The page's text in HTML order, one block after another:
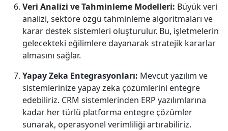
Veri Analizi ve Tahminleme Modelleri: Büyük veri
analizi, sektöre özgü tahminleme algoritmaları ve
karar destek sistemleri oluşturulur. Bu, işletmelerin
gelecekteki eğilimlere dayanarak stratejik kararlar
almasını sağlar.
Yapay Zeka Entegrasyonları: Mevcut yazılım ve
sistemlerinize yapay zeka çözümlerini entegre
edebiliriz. CRM sistemlerinden ERP yazılımlarına
kadar her türlü platforma entegre çözümler
sunarak, operasyonel verimliliği artırabiliriz.